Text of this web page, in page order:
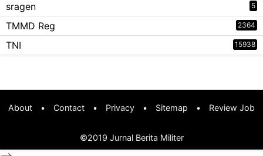
sragen 5
TMMD Reg 2364
TNI 15938
About • Contact • Privacy • Sitemap • Review Job
©2019 Jurnal Berita Militer